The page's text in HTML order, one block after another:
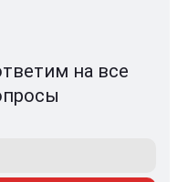
на все